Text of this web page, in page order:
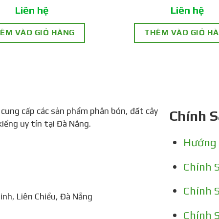
Liên hệ
VÀO GIỎ HÀNG
Liên hệ
THÊM VÀO GIỎ
cấp các sản phẩm phân bón, đất cây
uy tín tại Đà Nẵng.
Liên Chiểu, Đà Nẵng
Chính
Chính
Chính
Chính